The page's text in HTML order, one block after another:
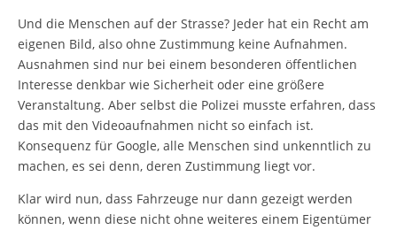
Und die Menschen auf der Strasse? Jeder hat ein Recht am
eigenen Bild, also ohne Zustimmung keine Aufnahmen.
Ausnahmen sind nur bei einem besonderen öffentlichen
Interesse denkbar wie Sicherheit oder eine größere
Veranstaltung. Aber selbst die Polizei musste erfahren, dass
das mit den Videoaufnahmen nicht so einfach ist.
Konsequenz für Google, alle Menschen sind unkenntlich zu
machen, es sei denn, deren Zustimmung liegt vor.
Klar wird nun, dass Fahrzeuge nur dann gezeigt werden
können, wenn diese nicht ohne weiteres einem Eigentümer